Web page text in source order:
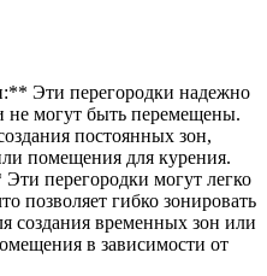
Эти перегородки надежно
не могут быть перемещены.
постоянных зон,
помещения для курения.
перегородки могут легко
позволяет гибко зонировать
создания временных зон или
в зависимости от